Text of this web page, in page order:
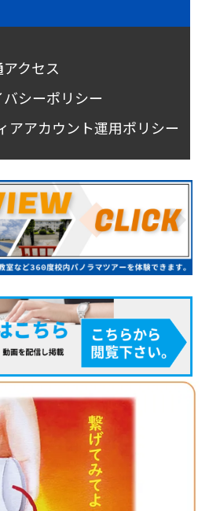
クセス
バシーポリシー
アアカウント運用ポリシー